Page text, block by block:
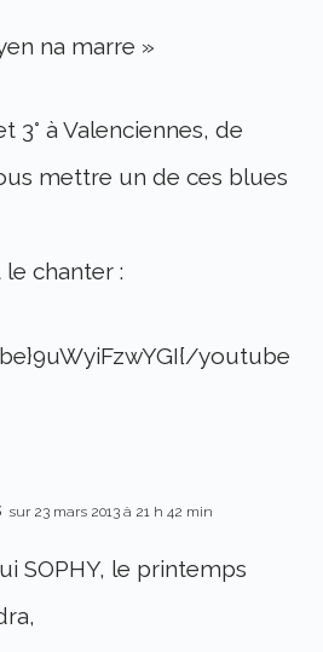
na marre »
3° à Valenciennes, de
mettre un de ces blues
chanter :
youtube
sur 23 mars 2013 à 21 h 42 min
SOPHY, le printemps